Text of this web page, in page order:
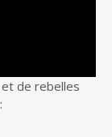
de rebelles